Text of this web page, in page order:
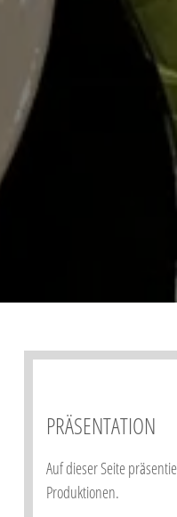
​PRÄSENTATION
Auf dieser Seite
Produktionen.